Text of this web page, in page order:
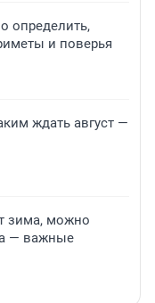
определить,
и поверья
ждать август —
зима, можно
— важные